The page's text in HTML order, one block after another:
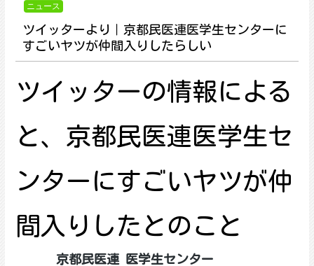
ニュース
ツイッターより｜京都民医連医学生センターに
すごいヤツが仲間入りしたらしい
ツイッターの情報による
と、京都民医連医学生セ
ンターにすごいヤツが仲
間入りしたとのこと
京都民医連 医学生センター